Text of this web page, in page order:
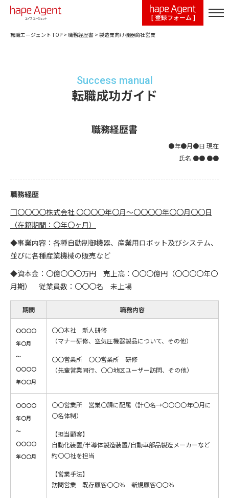
[ 登録フォーム ]
転職エージェント TOP > 職務経歴書 > 製造業向け機器商社営業
Success manual
転職成功ガイド
職務経歴書
●年●月●日 現在
氏名 ●● ●●
職務経歴
□〇〇〇〇株式会社 〇〇〇〇年〇月～〇〇〇〇年〇〇月〇〇日
（在籍期間：〇年〇ヶ月）
◆事業内容：各種自動制御機器、産業用ロボット及びシステム、
並びに各種産業機械の販売など
◆資本金：〇億〇〇〇万円 売上高：〇〇〇億円（〇〇〇〇年〇
月期） 従業員数：〇〇〇名 未上場
期間 職務内容
〇〇〇〇
年〇月
～
〇〇〇〇
年〇〇月
〇〇本社 新人研修
（マナー研修、空気圧機器製品について、その他）
〇〇営業所 〇〇営業所 研修
（先輩営業同行、〇〇地区ユーザー訪問、その他）
〇〇〇〇
年〇月
～
〇〇〇〇
年〇〇月
〇〇営業所 営業〇課に配属（計〇名→〇〇〇〇年〇月に
〇名体制）
【担当顧客】
自動化装置/半導体製造装置/自動車部品製造メーカーなど
約〇〇社を担当
【営業手法】
訪問営業 既存顧客〇〇％ 新規顧客〇〇％